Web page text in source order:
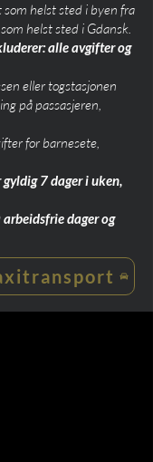
helst sted i byen fra
helst sted i Gdansk.
alle avgifter og
eller togstasjonen
på passasjeren,
for barnesete,
7 dager i uken,
dager og